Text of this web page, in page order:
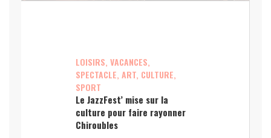
LOISIRS, VACANCES,
SPECTACLE, ART, CULTURE,
SPORT
Le JazzFest’ mise sur la
culture pour faire rayonner
Chiroubles